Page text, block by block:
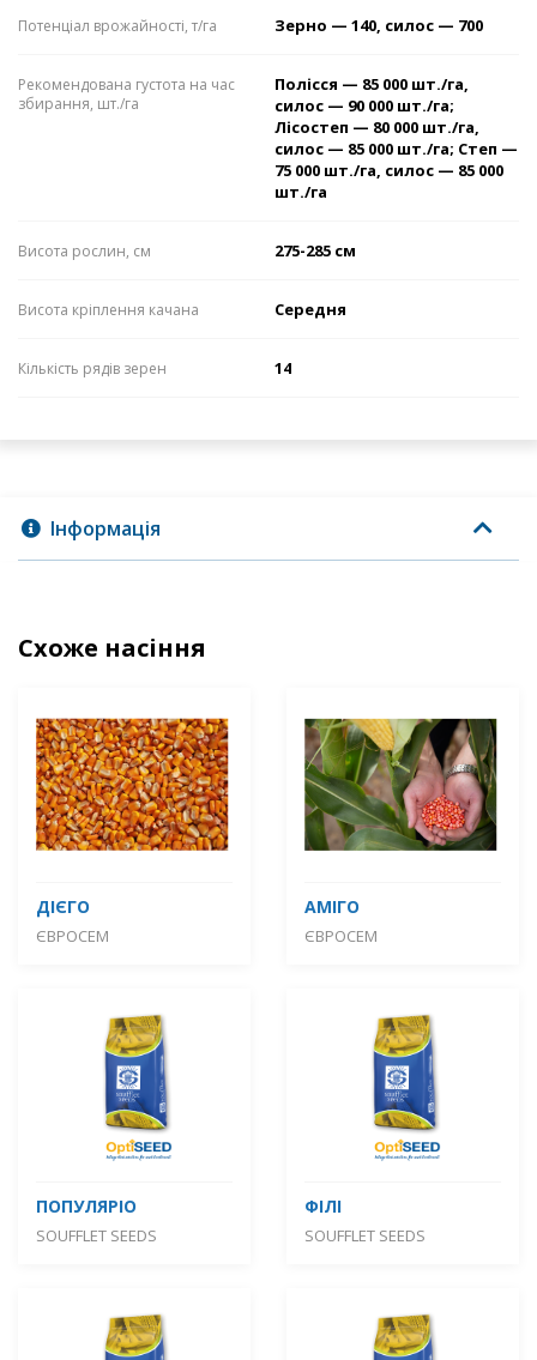
Потенціал врожайності, т/га Зерно — 140, силос — 700
Рекомендована густота на час
збирання, шт./га
Полісся — 85 000 шт./га,
силос — 90 000 шт./га;
Лісостеп — 80 000 шт./га,
силос — 85 000 шт./га; Степ —
75 000 шт./га, силос — 85 000
шт./га
Висота рослин, см 275-285 см
Висота кріплення качана Середня
Кількість рядів зерен 14
Інформація
Схоже насіння
ДІЄГО
ЄВРОСЕМ
АМІГО
ЄВРОСЕМ
ПОПУЛЯРІО
SOUFFLET SEEDS
ФІЛІ
SOUFFLET SEEDS